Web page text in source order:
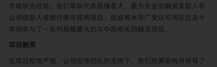
市场领先经验。我们常年代表规模最大、最为专业的融资发起人和
公司借款人或银行参与收购项目，因业务水平广受认可而在过去十
年间参与了一系列规模最大的与中国相关的融资项目。
项目融资
在项目和地产组、公司组等团队的支持下，我们统筹架构并领导了